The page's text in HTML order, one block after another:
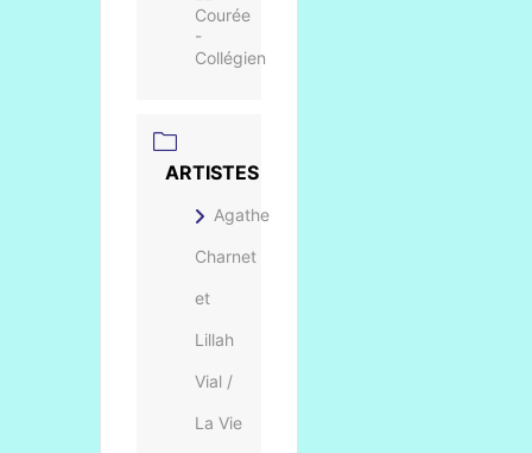
Courée
-
Collégien
ARTISTES
Agathe
Charnet
et
Lillah
Vial /
La Vie